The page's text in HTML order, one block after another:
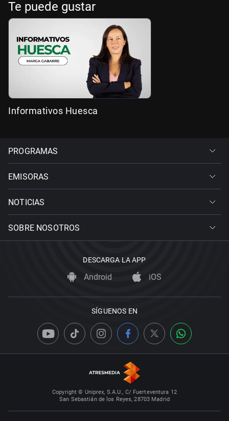
Te puede gustar
Informativos Huesca
PROGRAMAS
EMISORAS
NOTICIAS
SOBRE NOSOTROS
DESCARGA LA APP
Android iOS
SÍGUENOS EN
Copyright © Uniprex, S.A.U., C/ Fuerteventura 12
San Sebastián de los Reyes, 28703 Madrid